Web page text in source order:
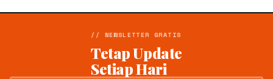
// NEWSLETTER GRATIS
Tetap Update
Setiap Hari